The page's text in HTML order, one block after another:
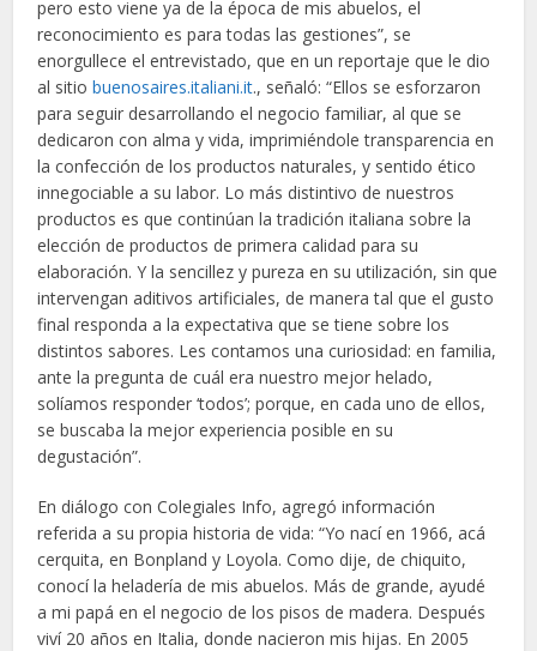
pero esto viene ya de la época de mis abuelos, el
reconocimiento es para todas las gestiones”, se
enorgullece el entrevistado, que en un reportaje que le dio
al sitiobuenosaires.italiani.it., señaló: “Ellos se esforzaron
para seguir desarrollando el negocio familiar, al que se
dedicaron con alma y vida, imprimiéndole transparencia en
la confección de los productos naturales, y sentido ético
innegociable a su labor. Lo más distintivo de nuestros
productos es que continúan la tradición italiana sobre la
elección de productos de primera calidad para su
elaboración. Y la sencillez y pureza en su utilización, sin que
intervengan aditivos artificiales, de manera tal que el gusto
final responda a la expectativa que se tiene sobre los
distintos sabores. Les contamos una curiosidad: en familia,
ante la pregunta de cuál era nuestro mejor helado,
solíamos responder ‘todos’; porque, en cada uno de ellos,
se buscaba la mejor experiencia posible en su
degustación”.
En diálogo con Colegiales Info, agregó información
referida a su propia historia de vida: “Yo nací en 1966, acá
cerquita, en Bonpland y Loyola. Como dije, de chiquito,
conocí la heladería de mis abuelos. Más de grande, ayudé
a mi papá en el negocio de los pisos de madera. Después
viví 20 años en Italia, donde nacieron mis hijas. En 2005